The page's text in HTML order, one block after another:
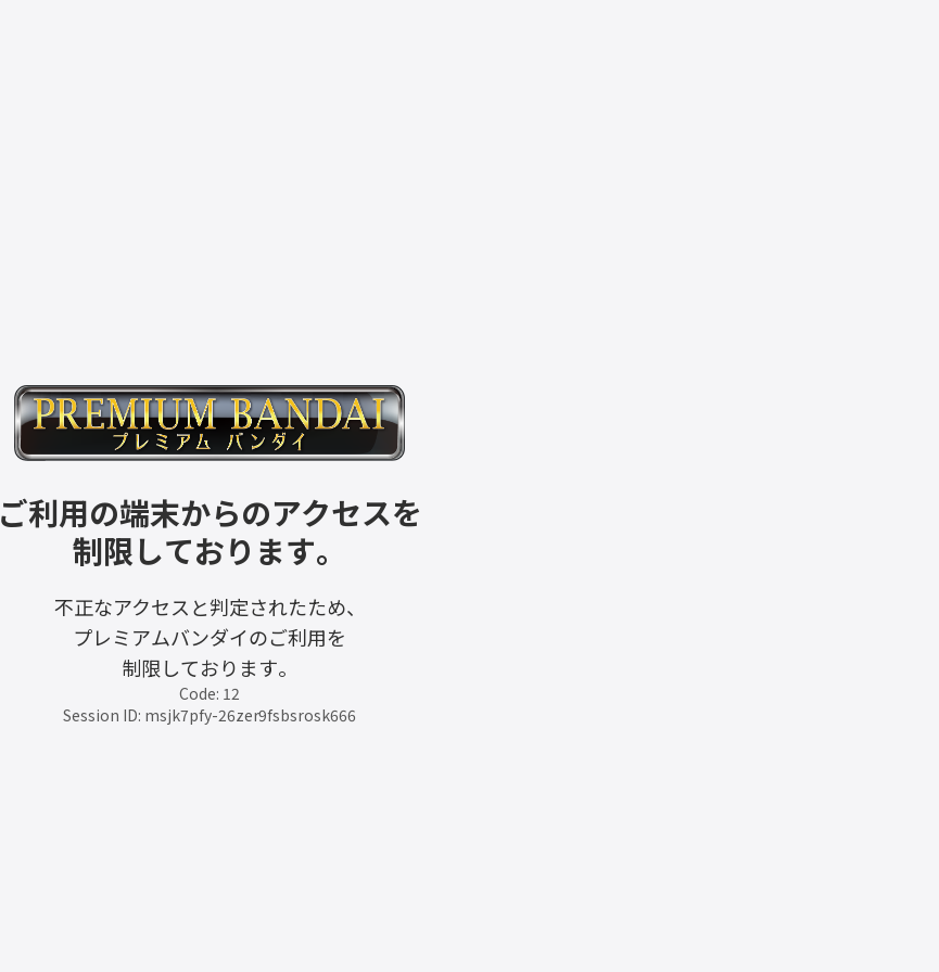
ご利用の端末からのアクセスを
制限しております。
不正なアクセスと判定されたため、
プレミアムバンダイのご利用を
制限しております。
Code: 12
Session ID: msjk7pfy-26zer9fsbsrosk666